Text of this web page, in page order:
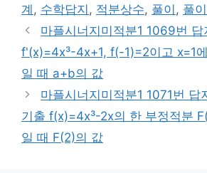
계 , 수학답지 , 적분상수, 풀이 , 풀
마플시너지미적분1 1069번
f'(x)=4x³-4x+1, f(-1)=2이고 x=1
일 때 a+b의 값
마플시너지미적분1 1071번 답
기출 f(x)=4x³-2x의 한 부정적분
일 때 F(2)의 값